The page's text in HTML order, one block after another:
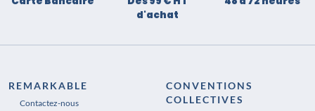
d'achat
REMARKABLE
Contactez-nous
CONVENTIONS
COLLECTIVES